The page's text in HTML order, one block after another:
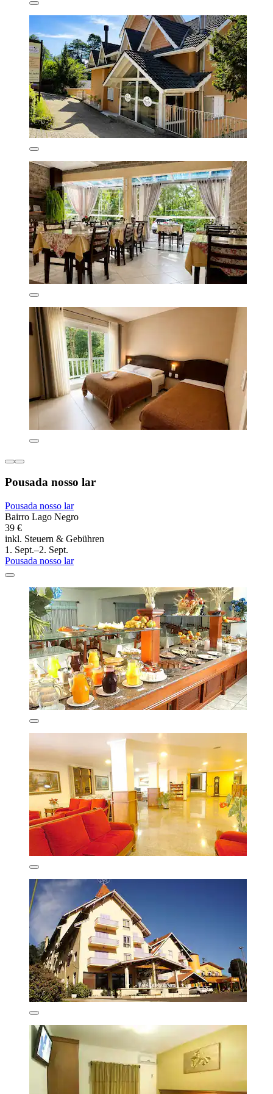
Pousada nosso lar
Pousada nosso lar
Bairro Lago Negro
39 €
inkl. Steuern & Gebühren
1. Sept.–2. Sept.
Pousada nosso lar